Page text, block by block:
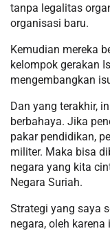
tanpa legalitas
organisasi baru.
Kemudian mereka
kelompok gerakan
mengembangkan
Dan yang terakhir,
berbahaya. Jika
pakar pendidikan,
militer. Maka bisa
negara yang kita
Negara Suriah.
Strategi yang saya
negara, oleh